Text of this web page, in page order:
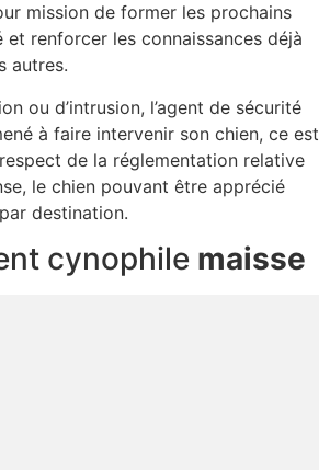
mission de former les prochains
et renforcer les connaissances déjà
autres.
ou d’intrusion, l’agent de sécurité
à faire intervenir son chien, ce est
de la réglementation relative
le chien pouvant être apprécié
destination.
cynophile maisse